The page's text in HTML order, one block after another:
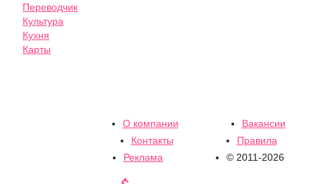
Переводчик
Культура
Кухня
Карты
О компании
Вакансии
Контакты
Правила
Реклама
© 2011-2026